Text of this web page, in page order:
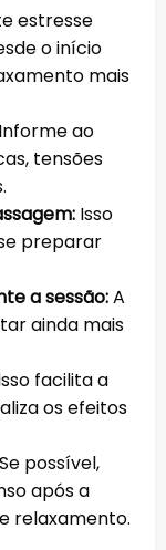
estresse
o início
mais
Informe ao
tensões
Isso
preparar
a sessão:A
ainda mais
facilita a
os efeitos
Se possível,
após a
relaxamento.